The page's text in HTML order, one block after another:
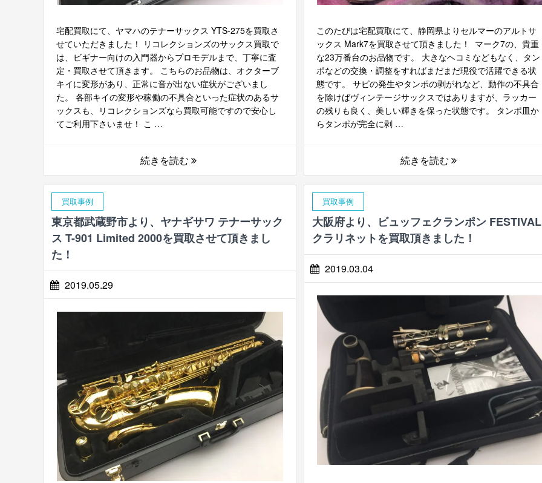
宅配買取にて、ヤマハのテナーサックス YTS-275を買取さ
せていただきました！ リコレクションズのサックス買取で
は、ビギナー向けの入門器からプロモデルまで、丁寧に査
定・買取させて頂きます。 こちらのお品物は、オクターブ
キイに変形があり、正常に音が出ない症状がございまし
た。 各部キイの変形や稼働の不具合といった症状のあるサ
ックスも、リコレクションズなら買取可能ですので安心し
てご利用下さいませ！ こ …
続きを読む
このたびは宅配買取にて、静岡県よりセルマーのアルトサ
ックス Mark7を買取させて頂きました！ マーク7の、貴重
な23万番台のお品物です。 大きなヘコミなどもなく、タン
ポなどの交換・調整をすればまだまだ現役で活躍できる状
態です。 サビの発生やタンポの剥がれなど、動作の不具合
を除けばヴィンテージサックスではありますが、ラッカー
の残りも良く、美しい輝きを保った状態です。 タンポ皿か
らタンポが完全に剥 …
続きを読む
買取事例
東京都武蔵野市より、ヤナギサワ テナーサック
ス T-901 Limited 2000を買取させて頂きまし
た！
2019.05.29
買取事例
大阪府より、ビュッフェクランポン FESTIVAL
クラリネットを買取頂きました！
2019.03.04